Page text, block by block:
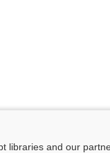
libraries and our